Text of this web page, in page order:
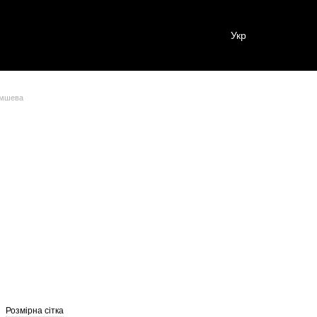
Укр
Розмірна сітка